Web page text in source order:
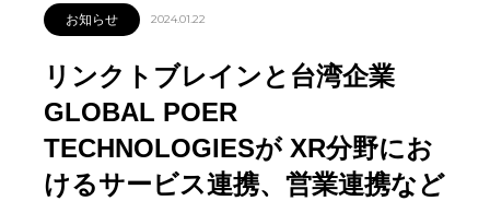
お知らせ 2024.01.22
リンクトブレインと台湾企業
GLOBAL POER
TECHNOLOGIESが XR分野にお
けるサービス連携、営業連携など